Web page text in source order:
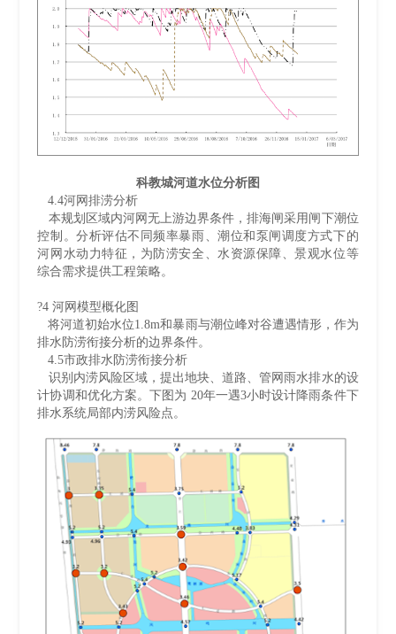
科教城河道水位分析图
4.4河网排涝分析
本规划区域内河网无上游边界条件，排海闸采用闸下潮位
控制。分析评估不同频率暴雨、潮位和泵闸调度方式下的
河网水动力特征，为防涝安全、水资源保障、景观水位等
综合需求提供工程策略。
?4 河网模型概化图
将河道初始水位1.8m和暴雨与潮位峰对谷遭遇情形，作为
排水防涝衔接分析的边界条件。
4.5市政排水防涝衔接分析
识别内涝风险区域，提出地块、道路、管网雨水排水的设
计协调和优化方案。下图为 20年一遇3小时设计降雨条件下
排水系统局部内涝风险点。